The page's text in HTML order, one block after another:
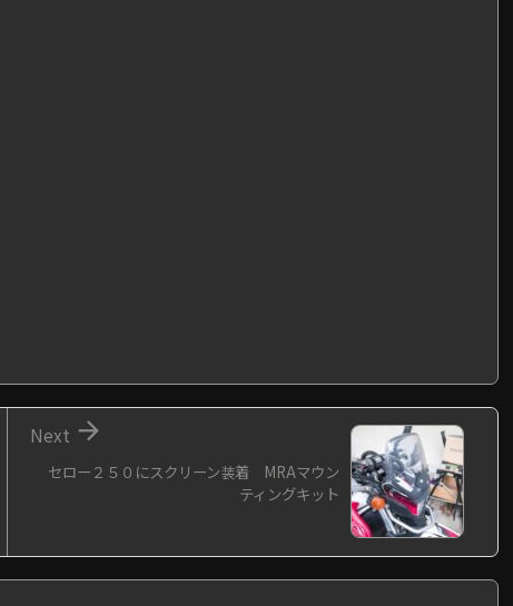
セロー２５０にスクリーン装着 MRAマウン
ティングキット

Next